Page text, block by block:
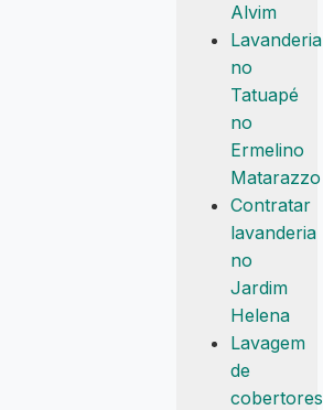
Alvim
Lavanderia
no
Tatuapé
no
Ermelino
Matarazzo
Contratar
lavanderia
no
Jardim
Helena
Lavagem
de
cobertores